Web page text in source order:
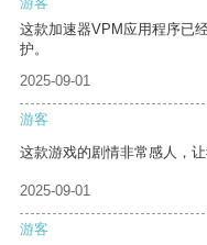
这款加速器VPM应用程序已
护。
2025-09-01
游客
这款游戏的剧情非常感人，让
2025-09-01
游客